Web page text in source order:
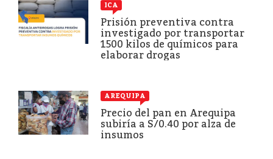
ICA
Prisión preventiva contra
investigado por transportar
1500 kilos de químicos para
elaborar drogas
AREQUIPA
Precio del pan en Arequipa
subiría a S/0.40 por alza de
insumos